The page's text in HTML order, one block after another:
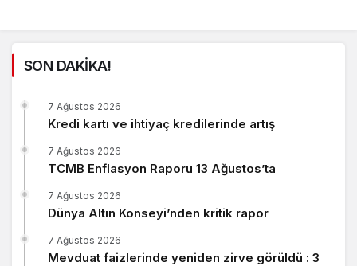
SON DAKİKA!
Kredi kartı ve ihtiyaç kredilerinde artış
7 Ağustos 2026
TCMB Enflasyon Raporu 13 Ağustos’ta
7 Ağustos 2026
Dünya Altın Konseyi’nden kritik rapor
7 Ağustos 2026
Mevduat faizlerinde yeniden zirve görüldü : 3
7 Ağustos 2026